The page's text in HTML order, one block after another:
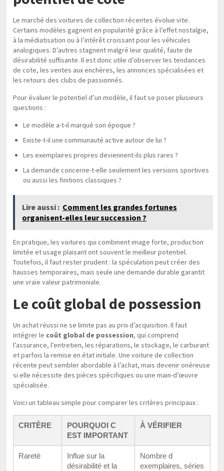
Le marché des voitures de collection récentes évolue vite.
Certains modèles gagnent en popularité grâce à l’effet nostalgie,
à la médiatisation ou à l’intérêt croissant pour les véhicules
analogiques. D’autres stagnent malgré leur qualité, faute de
désirabilité suffisante. Il est donc utile d’observer les tendances
de cote, les ventes aux enchères, les annonces spécialisées et
les retours des clubs de passionnés.
Pour évaluer le potentiel d’un modèle, il faut se poser plusieurs
questions :
Le modèle a-t-il marqué son époque ?
Existe-t-il une communauté active autour de lui ?
Les exemplaires propres deviennent-ils plus rares ?
La demande concerne-t-elle seulement les versions sportives
ou aussi les finitions classiques ?
Lire aussi : Comment les grandes fortunes
organisent-elles leur succession ?
En pratique, les voitures qui combinent image forte, production
limitée et usage plaisant ont souvent le meilleur potentiel.
Toutefois, il faut rester prudent : la spéculation peut créer des
hausses temporaires, mais seule une demande durable garantit
une vraie valeur patrimoniale.
Le coût global de possession
Un achat réussi ne se limite pas au prix d’acquisition. Il faut
intégrer le coût global de possession, qui comprend
l’assurance, l’entretien, les réparations, le stockage, le carburant
et parfois la remise en état initiale. Une voiture de collection
récente peut sembler abordable à l’achat, mais devenir onéreuse
si elle nécessite des pièces spécifiques ou une main-d’œuvre
spécialisée.
Voici un tableau simple pour comparer les critères principaux :
CRITÈRE
POURQUOI C
EST IMPORTANT
À VÉRIFIER
Rareté
Influe sur la
désirabilité et la
Nombre d
exemplaires, séries